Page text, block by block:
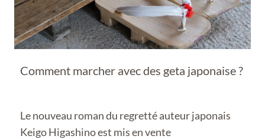
Comment marcher avec des geta japonaise ?
Le nouveau roman du regretté auteur japonais
Keigo Higashino est mis en vente